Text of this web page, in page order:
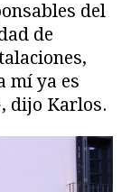
del
de
mí ya es
dijo Karlos.